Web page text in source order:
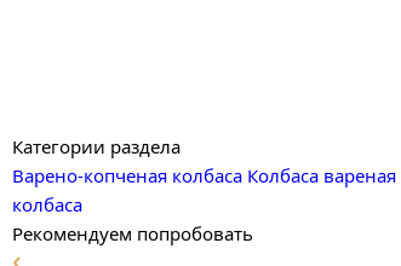
Категории раздела
Варено-копченая колбаса Колбаса вареная
колбаса
Рекомендуем попробовать